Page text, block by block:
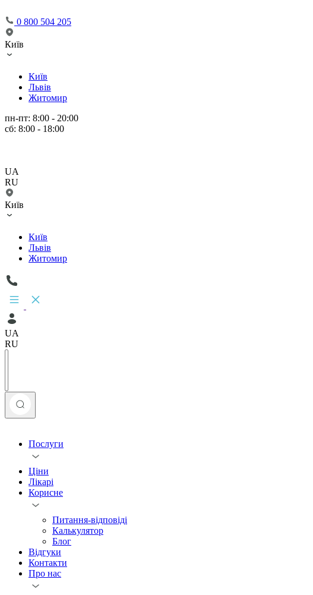
0 800 504 205
Київ
Київ
Львів
Житомир
пн-пт: 8:00 - 20:00
сб: 8:00 - 18:00
UA
RU
Київ
Київ
Львів
Житомир
UA
RU
Послуги
Ціни
Лікарі
Корисне
Питання-відповіді
Калькулятор
Блог
Відгуки
Контакти
Про нас